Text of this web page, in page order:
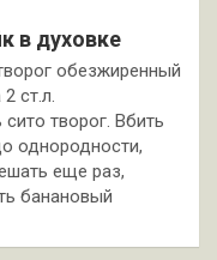
в духовке
обезжиренный
ст.л.
творог. Вбить
однородности,
еще раз,
банановый